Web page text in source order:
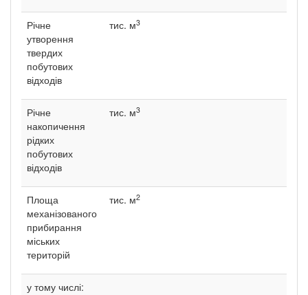
Річне
утворення
твердих
побутових
відходів
тис. м3
Річне
накопичення
рідких
побутових
відходів
тис. м3
Площа
механізованого
прибирання
міських
територій
тис. м2
у тому числі: